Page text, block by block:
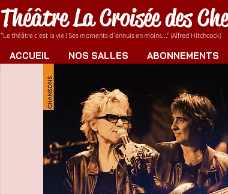
Théâtre La Croisée des
"Le théâtre c'est la vie ! Ses moments d'ennuis en moins..." (Alfred Hitchcock)
ACCUEIL NOS SALLES ABONNEMENTS